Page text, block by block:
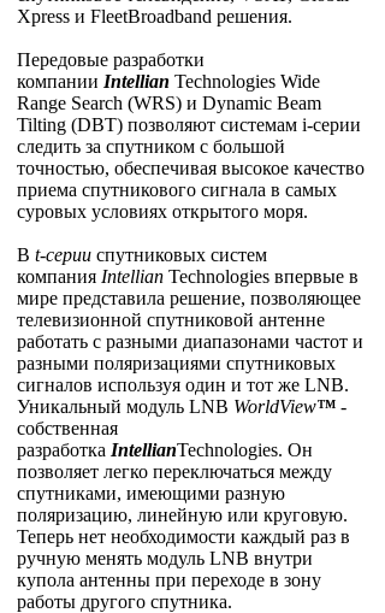
Xpress и FleetBroadband решения.
Передовые разработки
компании Intellian Technologies Wide
Range Search (WRS) и Dynamic Beam
Tilting (DBT) позволяют системам i-серии
следить за спутником с большой
точностью, обеспечивая высокое качество
приема спутникового сигнала в самых
суровых условиях открытого моря.
В t-серии спутниковых систем
компания Intellian Technologies впервые в
мире представила решение, позволяющее
телевизионной спутниковой антенне
работать с разными диапазонами частот и
разными поляризациями спутниковых
сигналов используя один и тот же LNB.
Уникальный модуль LNB WorldView™ -
собственная
разработка IntellianTechnologies. Он
позволяет легко переключаться между
спутниками, имеющими разную
поляризацию, линейную или круговую.
Теперь нет необходимости каждый раз в
ручную менять модуль LNB внутри
купола антенны при переходе в зону
работы другого спутника.